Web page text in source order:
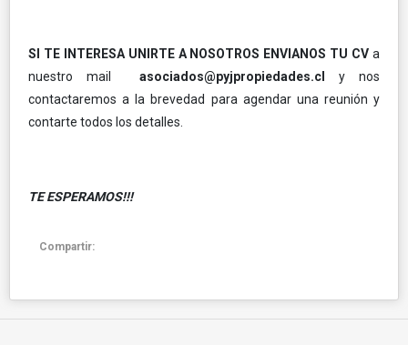
SI TE INTERESA UNIRTE A NOSOTROS ENVIANOS TU CV a
nuestro mail asociados@pyjpropiedades.cl y nos
contactaremos a la brevedad para agendar una reunión y
contarte todos los detalles.
TE ESPERAMOS!!!
Compartir: